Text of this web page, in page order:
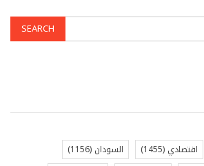
اقتصادي (1455) السودان (1156)